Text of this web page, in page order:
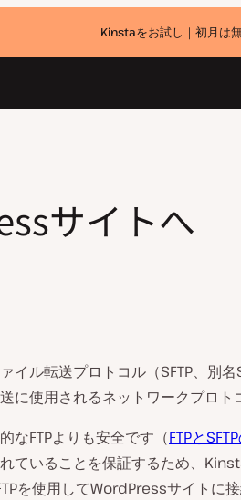
Kinstaをお試し｜初月は
サイトへ
イル転送プロトコル（SFTP、別
に使用されるネットワークプロト
なFTPよりも安全です（FTPと
ていることを保証するため、
を使用してWordPressサイトに